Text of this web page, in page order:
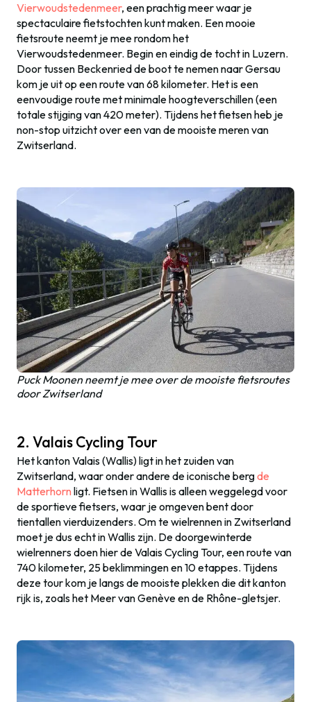
Vierwoudstedenmeer, een prachtig meer waar je
spectaculaire fietstochten kunt maken. Een mooie
fietsroute neemt je mee rondom het
Vierwoudstedenmeer. Begin en eindig de tocht in Luzern.
Door tussen Beckenried de boot te nemen naar Gersau
kom je uit op een route van 68 kilometer. Het is een
eenvoudige route met minimale hoogteverschillen (een
totale stijging van 420 meter). Tijdens het fietsen heb je
non-stop uitzicht over een van de mooiste meren van
Zwitserland.
Puck Moonen neemt je mee over de mooiste fietsroutes
door Zwitserland
2. Valais Cycling Tour
Het kanton Valais (Wallis) ligt in het zuiden van
Zwitserland, waar onder andere de iconische bergde
Matterhorn ligt. Fietsen in Wallis is alleen weggelegd voor
de sportieve fietsers, waar je omgeven bent door
tientallen vierduizenders. Om te wielrennen in Zwitserland
moet je dus echt in Wallis zijn. De doorgewinterde
wielrenners doen hier de Valais Cycling Tour, een route van
740 kilometer, 25 beklimmingen en 10 etappes. Tijdens
deze tour kom je langs de mooiste plekken die dit kanton
rijk is, zoals het Meer van Genève en de Rhône-gletsjer.